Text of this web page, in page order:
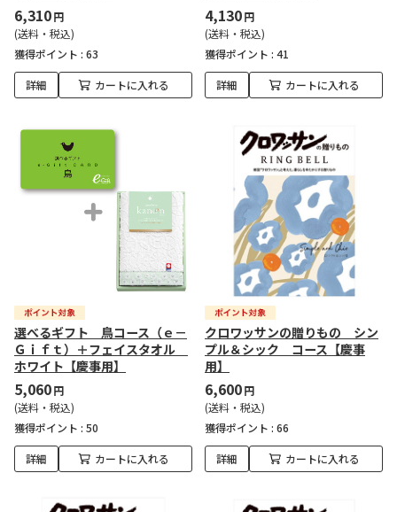
6,310円
(送料・税込)
獲得ポイント : 63
詳細 カートに入れる
4,130円
(送料・税込)
獲得ポイント : 41
詳細 カートに入れる
選べるギフト 鳥コース（ｅ－
Ｇｉｆｔ）＋フェイスタオル
ホワイト【慶事用】
5,060円
(送料・税込)
獲得ポイント : 50
詳細 カートに入れる
クロワッサンの贈りもの シン
プル＆シック コース【慶事
用】
6,600円
(送料・税込)
獲得ポイント : 66
詳細 カートに入れる